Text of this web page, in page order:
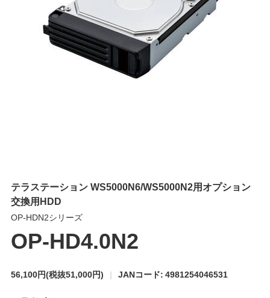
テラステーション WS5000N6/WS5000N2用オプション
交換用HDD
OP-HDN2シリーズ
OP-HD4.0N2
56,100円(税抜51,000円) JANコード: 4981254046531